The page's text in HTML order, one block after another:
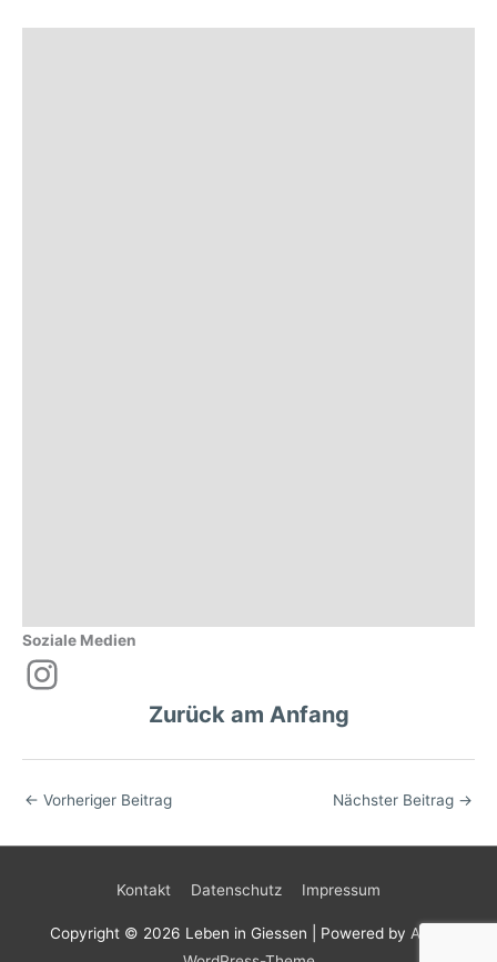
Soziale Medien
Instagram
Zurück am Anfang
← Vorheriger Beitrag Nächster Beitrag →
Kontakt Datenschutz Impressum
Copyright © 2026 Leben in Giessen | Powered by Astra